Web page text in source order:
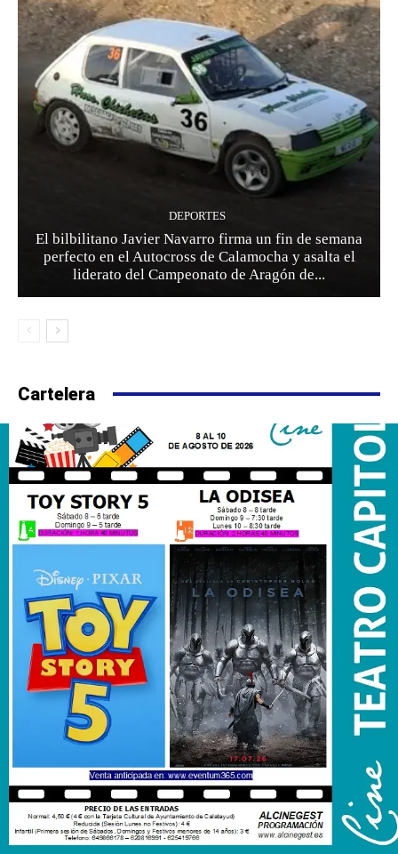
DEPORTES
El bilbilitano Javier Navarro firma un fin de semana
perfecto en el Autocross de Calamocha y asalta el
liderato del Campeonato de Aragón de...
Cartelera